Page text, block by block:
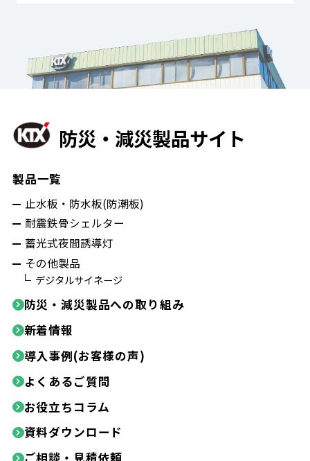
防災・減災製品サイト
製品一覧
止水板・防水板(防潮板)
耐震鉄骨シェルター
蓄光式夜間誘導灯
その他製品
デジタルサイネージ
防災・減災製品への取り組み
新着情報
導入事例(お客様の声)
よくあるご質問
お役立ちコラム
資料ダウンロード